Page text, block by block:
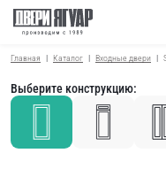
Главная Каталог Входные двери
Выберите конструкцию: